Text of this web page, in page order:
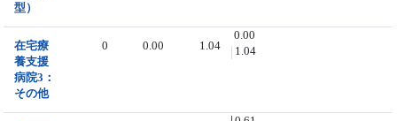
型）
在宅療
養支援
病院3：
その他
0 0.00 1.04
0.00
1.04